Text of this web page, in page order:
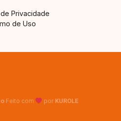
Privacidade
de Uso
Feito com por KUROLE